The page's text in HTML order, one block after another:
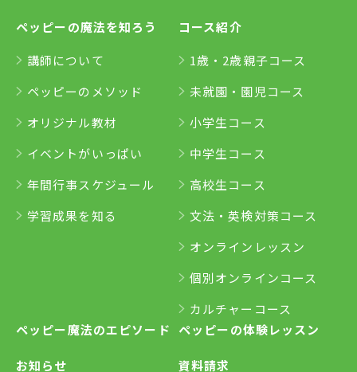
ペッピーの魔法を知ろう
講師について
ペッピーのメソッド
オリジナル教材
イベントがいっぱい
年間行事スケジュール
学習成果を知る
コース紹介
1歳・2歳親子コース
未就園・園児コース
小学生コース
中学生コース
高校生コース
文法・英検対策コース
オンラインレッスン
個別オンラインコース
カルチャーコース
ペッピー魔法のエピソード
お知らせ
ペッピーの体験レッスン
資料請求